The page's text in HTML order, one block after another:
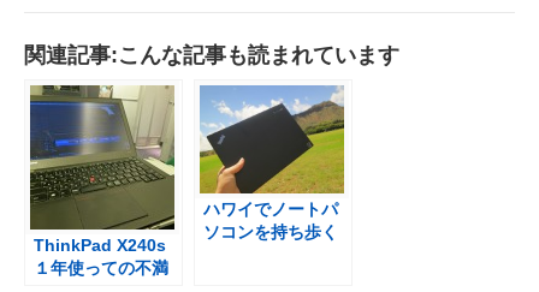
関連記事:こんな記事も読まれています
ThinkPad X240s
１年使っての不満
ハワイでノートパ
ソコンを持ち歩く